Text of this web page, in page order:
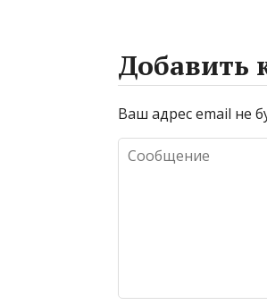
Добавить
Ваш адрес email не